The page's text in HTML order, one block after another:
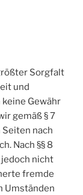
Sorgfalt
und
Gewähr
gemäß § 7
nach
Nach §§ 8
nicht
fremde
Umständen